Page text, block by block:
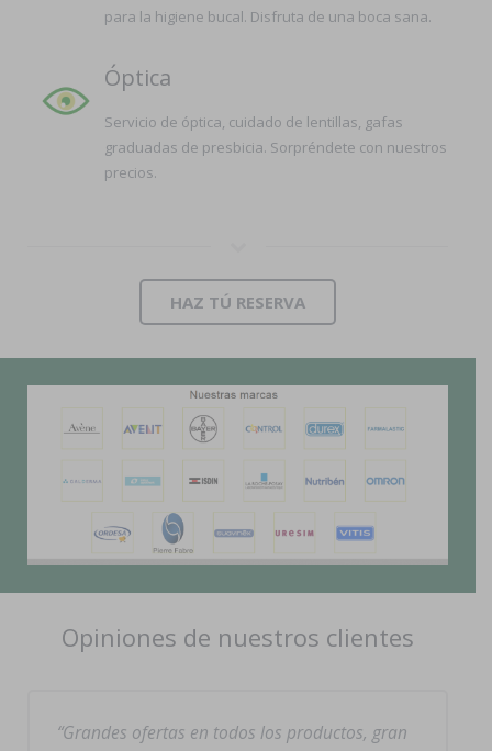
para la higiene bucal. Disfruta de una boca sana.
Óptica
Servicio de óptica, cuidado de lentillas, gafas
graduadas de presbicia. Sorpréndete con nuestros
precios.
HAZ TÚ RESERVA
Opiniones de nuestros clientes
Grandes ofertas en todos los productos, gran